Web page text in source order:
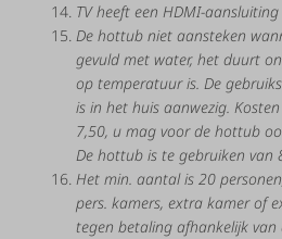
TV heeft een HDMI-aansluiting
De hottub niet aansteken
gevuld met water, het duurt
op temperatuur is. De
is in het huis aanwezig.
7,50, u mag voor de hottub
De hottub is te gebruiken van
Het min. aantal is 20
pers. kamers, extra kamer of
tegen betaling afhankelijk